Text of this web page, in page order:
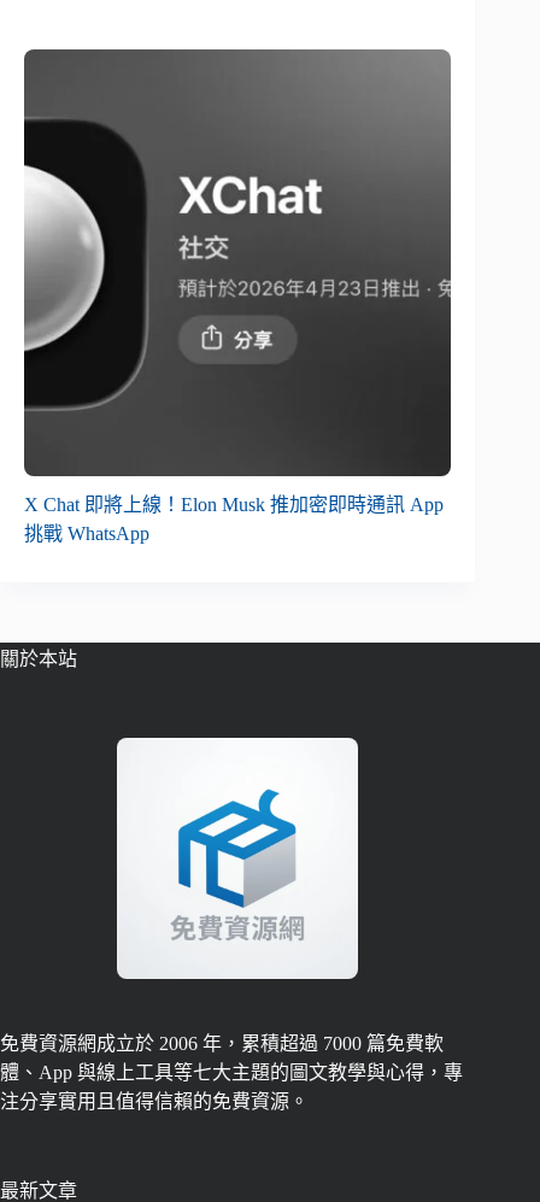
X Chat 即將上線！Elon Musk 推加密即時通訊 App
挑戰 WhatsApp
關於本站
免費資源網成立於 2006 年，累積超過 7000 篇免費軟
體、App 與線上工具等七大主題的圖文教學與心得，專
注分享實用且值得信賴的免費資源。
最新文章